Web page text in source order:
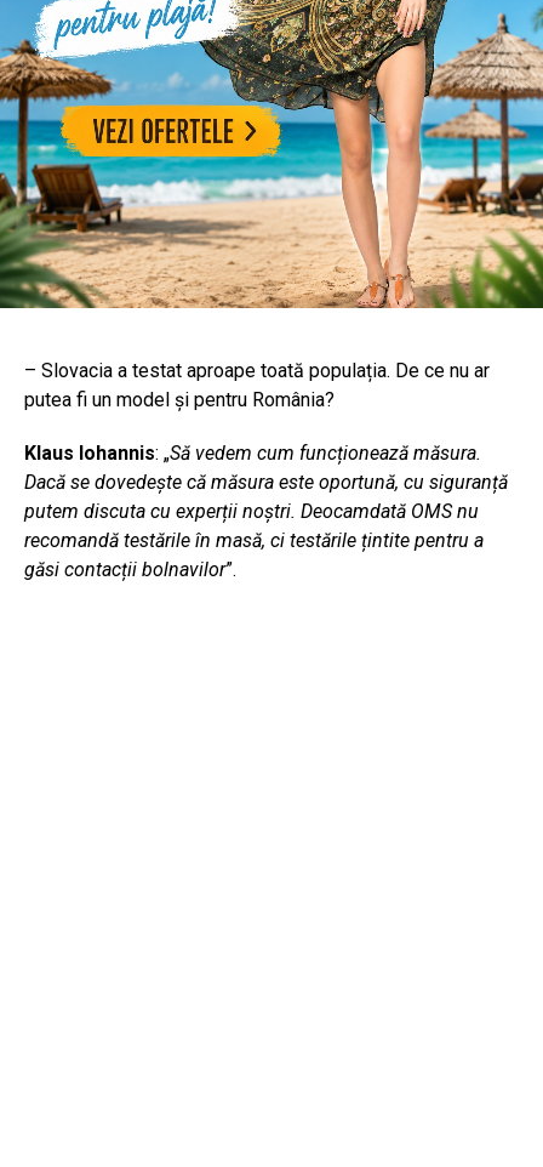
– Slovacia a testat aproape toată populația. De ce nu ar
putea fi un model și pentru România?
Klaus Iohannis: „Să vedem cum funcționează măsura.
Dacă se dovedește că măsura este oportună, cu siguranță
putem discuta cu experții noștri. Deocamdată OMS nu
recomandă testările în masă, ci testările țintite pentru a
găsi contacții bolnavilor”.